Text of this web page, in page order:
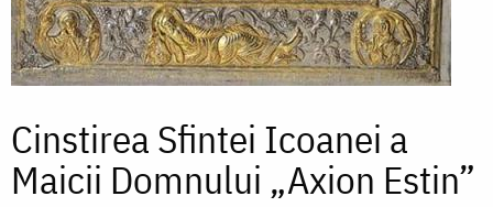
Cinstirea Sfintei Icoanei a
Maicii Domnului „Axion Estin”